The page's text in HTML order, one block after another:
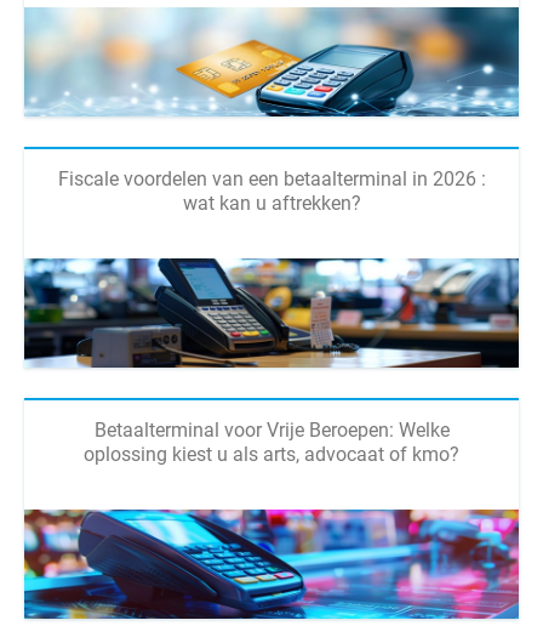
Fiscale voordelen van een betaalterminal in 2026 :
wat kan u aftrekken?
Betaalterminal voor Vrije Beroepen: Welke
oplossing kiest u als arts, advocaat of kmo?